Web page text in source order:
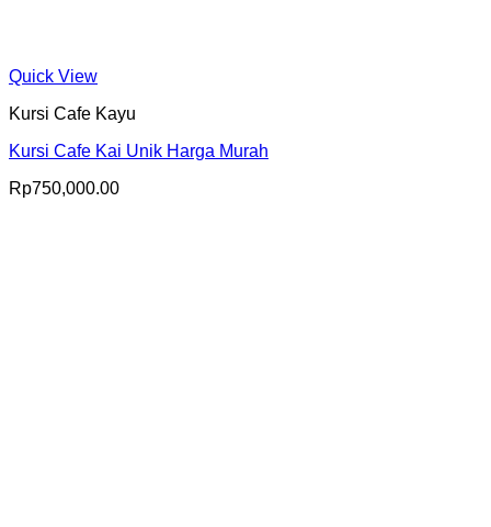
Quick View
Kursi Cafe Kayu
Kursi Cafe Kai Unik Harga Murah
Rp750,000.00